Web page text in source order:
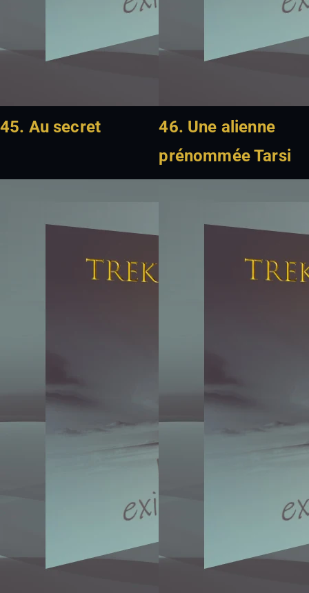
45. Au secret
46. Une alienne
prénommée Tarsi